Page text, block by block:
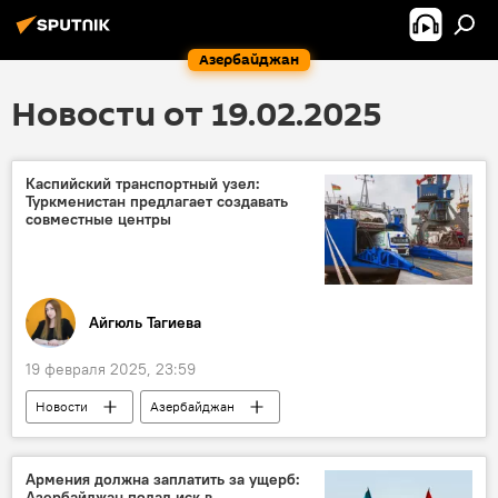
Азербайджан
Новости от 19.02.2025
Каспийский транспортный узел:
Туркменистан предлагает создавать
совместные центры
Айгюль Тагиева
19 февраля 2025, 23:59
Новости
Азербайджан
Каспийское море
Туркменистан
Россия
Иран Казахстан
Армения должна заплатить за ущерб: